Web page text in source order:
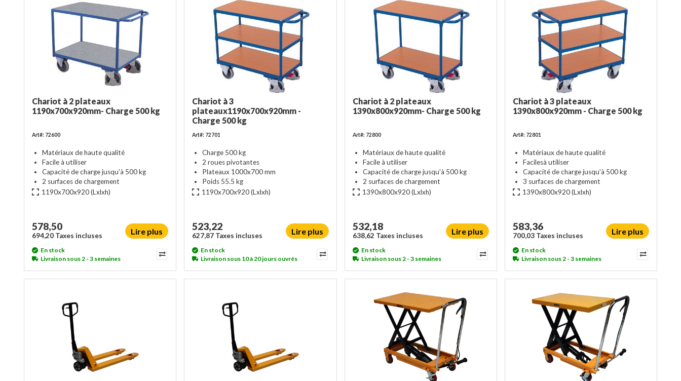
Chariot à 2 plateaux
1190x700x920mm- Charge 500 kg
Art#: 72600
Matériaux de haute qualité
Facile à utiliser
Capacité de charge jusqu'à 500 kg
2 surfaces de chargement
1190x700x920(Lxlxh)
578,50
694,20 Taxes incluses Lire plus
En stock
Livraison sous 2 - 3 semaines
Chariot à 3
plateaux1190x700x920mm -
Charge 500 kg
Art#: 72701
Charge 500 kg
2 roues pivotantes
Plateaux 1000x700 mm
Poids 55.5 kg
1190x700x920(Lxlxh)
523,22
627,87 Taxes incluses Lire plus
En stock
Livraison sous 10 à 20 jours ouvrés
Chariot à 2 plateaux
1390x800x920mm- Charge 500 kg
Art#: 72800
Matériaux de haute qualité
Facile à utiliser
Capacité de charge jusqu'à 500 kg
2 surfaces de chargement
1390x800x920(Lxlxh)
532,18
638,62 Taxes incluses Lire plus
En stock
Livraison sous 2 - 3 semaines
Chariot à 3 plateaux
1390x800x920mm - Charge 500 kg
Art#: 72801
Matériaux de haute qualité
Facilesà utiliser
Capacité de charge jusqu'à 500 kg
3 surfaces de chargement
1390x800x920(Lxlxh)
583,36
700,03 Taxes incluses Lire plus
En stock
Livraison sous 2 - 3 semaines